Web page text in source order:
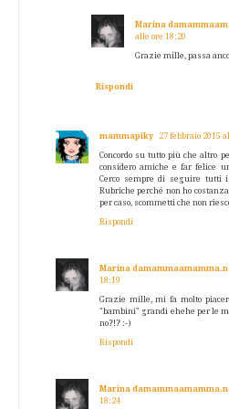
Marina
alle ore 18:20
Grazie mille, passa
Rispondi
mammapiky 27 febbraio 2015
Concordo su tutto più che altro
considero amiche e far felice
Cerco sempre di seguire tutti
Rubriche perché non ho
per caso, scommetti che non
Rispondi
Marina
18:19
Grazie mille, mi fa molto
"bambini" grandi ehehe per le
no?!? :-)
Rispondi
Marina
18:24